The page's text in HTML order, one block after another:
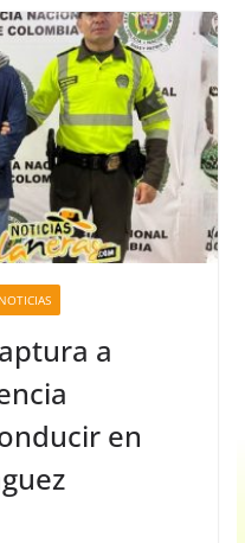
NOTICIAS
a
en